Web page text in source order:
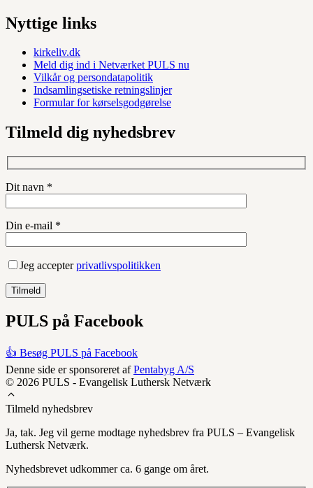
Nyttige links
kirkeliv.dk
Meld dig ind i Netværket PULS nu
Vilkår og persondatapolitik
Indsamlingsetiske retningslinjer
Formular for kørselsgodgørelse
Tilmeld dig nyhedsbrev
Dit navn *
Din e-mail *
Jeg accepterprivatlivspolitikken
PULS på Facebook
👍 Besøg PULS på Facebook
Denne side er sponsoreret afPentabyg A/S
© 2026 PULS - Evangelisk Luthersk Netværk
Tilmeld nyhedsbrev
Ja, tak. Jeg vil gerne modtage nyhedsbrev fra PULS – Evangelisk
Luthersk Netværk.
Nyhedsbrevet udkommer ca. 6 gange om året.